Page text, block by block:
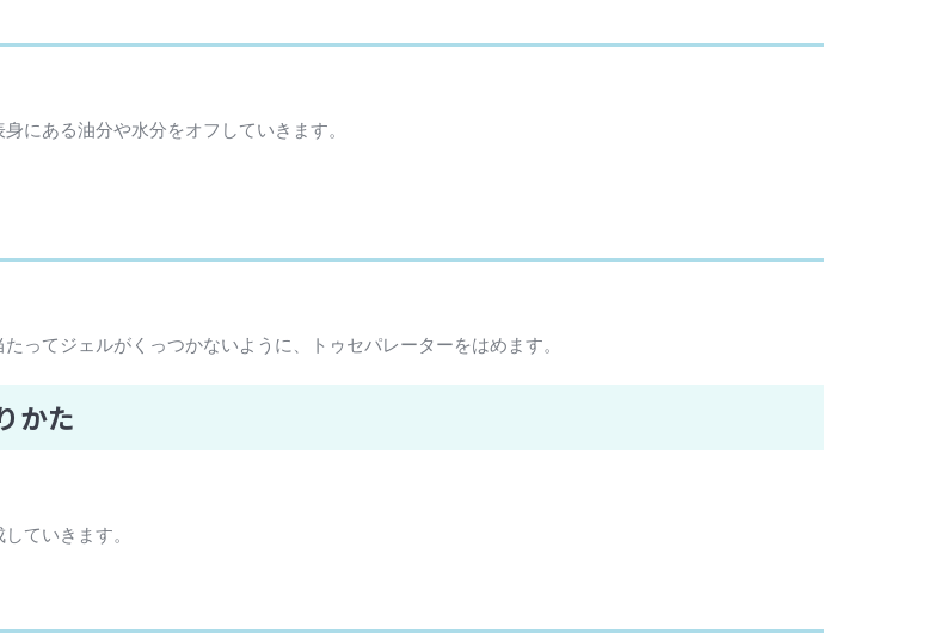
にある油分や水分をオフしていきます。
ってジェルがくっつかないように、トゥセパレーターをはめます。
かた
ていきます。